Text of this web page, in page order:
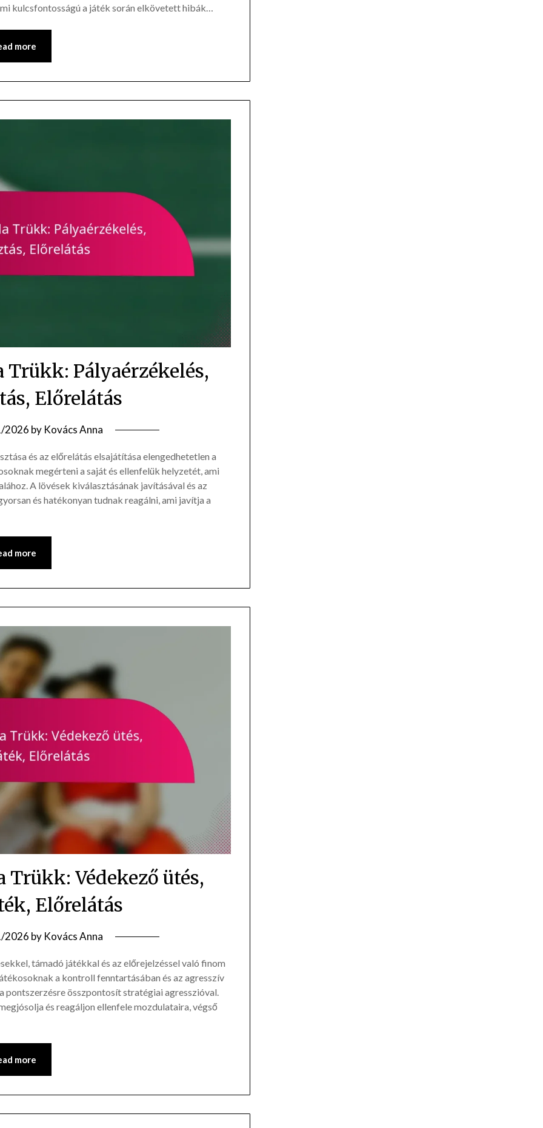
kulcsfontosságú a játék során elkövetett hibák…
more
Pályaérzékelés,
Előrelátás
2026 by Kovács Anna
és az előrelátás elsajátítása elengedhetetlen a
megérteni a saját és ellenfelük helyzetét, ami
A lövések kiválasztásának javításával és az
és hatékonyan tudnak reagálni, ami javítja a
more
Védekező ütés,
Előrelátás
2026 by Kovács Anna
támadó játékkal és az előrejelzéssel való finom
a kontroll fenntartásában és az agresszív
pontszerzésre összpontosít stratégiai agresszióval.
és reagáljon ellenfele mozdulataira, végső
more